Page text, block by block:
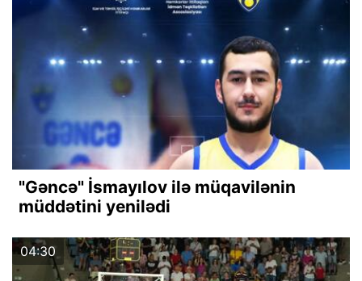
"Gəncə" İsmayılov ilə müqavilənin
müddətini yenilədi
04:30